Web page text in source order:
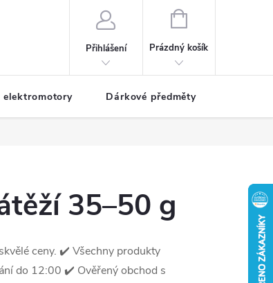
Přihlášení
NÁKUPNÍ
Prázdný košík
elektromotory Dárkové předměty
35–50 g
ceny. ✔️ Všechny produkty
do 12:00 ✔️ Ověřený obchod s